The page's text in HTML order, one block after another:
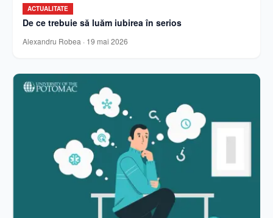
ACTUALITATE
De ce trebuie să luăm iubirea în serios
Alexandru Robea · 19 mai 2026